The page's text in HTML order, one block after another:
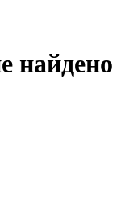
найдено